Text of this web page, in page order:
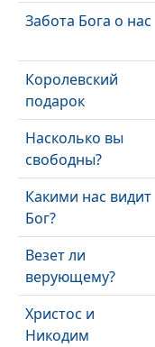
Забота Бога о нас
Королевский
подарок
Насколько вы
свободны?
Какими нас видит
Бог?
Везет ли
верующему?
Христос и
Никодим